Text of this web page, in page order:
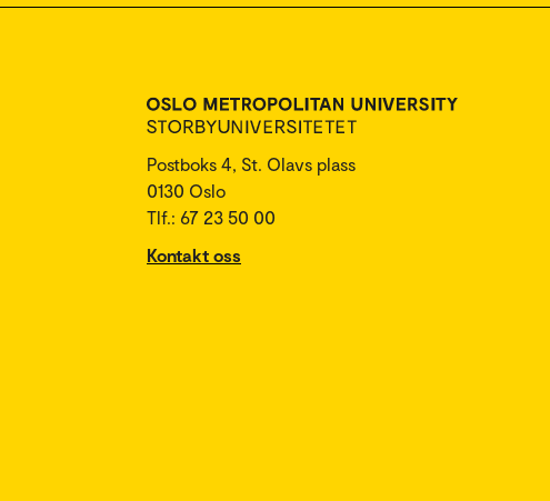
Postboks 4, St. Olavs plass
0130 Oslo
Tlf.: 67 23 50 00
Kontakt oss